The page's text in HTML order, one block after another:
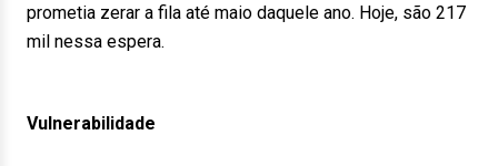
prometia zerar a fila até maio daquele ano. Hoje, são 217
mil nessa espera.
Vulnerabilidade